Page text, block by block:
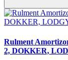
Rulment
2, DOKKER,